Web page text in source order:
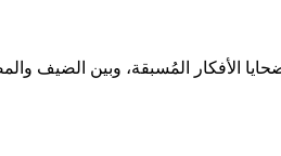
الأفكار المُسبقة، وبين الضيف